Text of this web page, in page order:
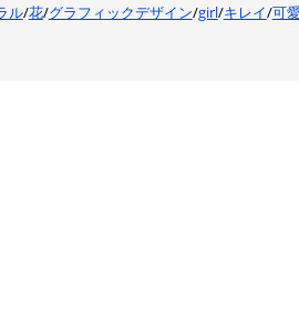
ル/花/グラフィックデザイン/girl/キレイ/可